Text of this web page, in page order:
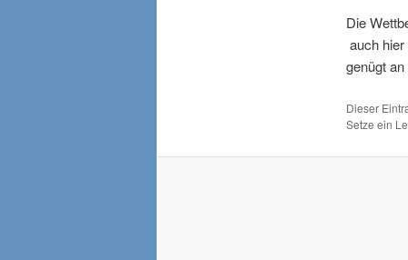
Die
auch
genügt an
Dieser
Setze ein